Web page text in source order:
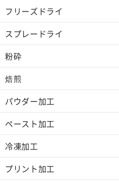
フリーズドライ
スプレードライ
粉砕
焙煎
パウダー加工
ペースト加工
冷凍加工
プリント加工